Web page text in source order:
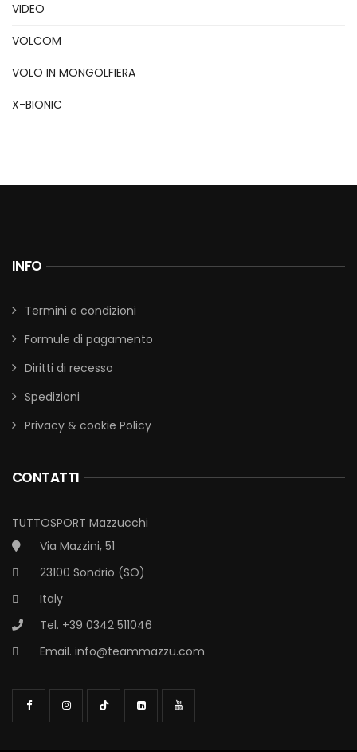
VIDEO
VOLCOM
VOLO IN MONGOLFIERA
X-BIONIC
INFO
Termini e condizioni
Formule di pagamento
Diritti di recesso
Spedizioni
Privacy & cookie Policy
CONTATTI
TUTTOSPORT Mazzucchi
Via Mazzini, 51
23100 Sondrio (SO)
Italy
Tel. +39 0342 511046
Email. info@teammazzu.com